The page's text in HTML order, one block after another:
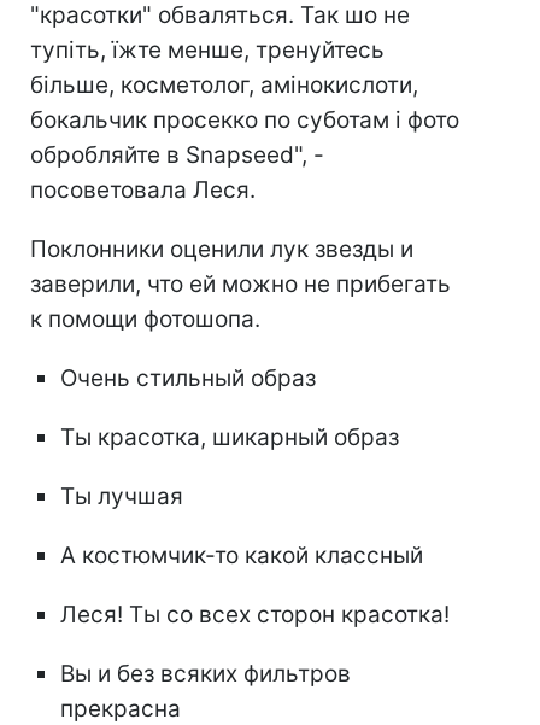
"красотки" обваляться. Так шо не
тупіть, їжте менше, тренуйтесь
більше, косметолог, амінокислоти,
бокальчик просекко по суботам і фото
обробляйте в Snapseed", -
посоветовала Леся.
Поклонники оценили лук звезды и
заверили, что ей можно не прибегать
к помощи фотошопа.
Очень стильный образ
Ты красотка, шикарный образ
Ты лучшая
А костюмчик-то какой классный
Леся! Ты со всех сторон красотка!
Вы и без всяких фильтров
прекрасна